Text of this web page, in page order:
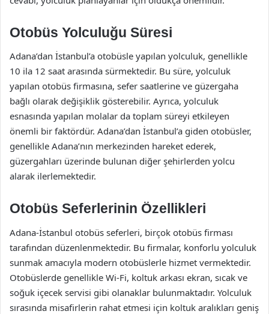
Otobüs Yolculuğu Süresi
Adana’dan İstanbul’a otobüsle yapılan yolculuk, genellikle
10 ila 12 saat arasında sürmektedir. Bu süre, yolculuk
yapılan otobüs firmasına, sefer saatlerine ve güzergaha
bağlı olarak değişiklik gösterebilir. Ayrıca, yolculuk
esnasında yapılan molalar da toplam süreyi etkileyen
önemli bir faktördür. Adana’dan İstanbul’a giden otobüsler,
genellikle Adana’nın merkezinden hareket ederek,
güzergahları üzerinde bulunan diğer şehirlerden yolcu
alarak ilerlemektedir.
Otobüs Seferlerinin Özellikleri
Adana-İstanbul otobüs seferleri, birçok otobüs firması
tarafından düzenlenmektedir. Bu firmalar, konforlu yolculuk
sunmak amacıyla modern otobüslerle hizmet vermektedir.
Otobüslerde genellikle Wi-Fi, koltuk arkası ekran, sıcak ve
soğuk içecek servisi gibi olanaklar bulunmaktadır. Yolculuk
sırasında misafirlerin rahat etmesi için koltuk aralıkları geniş